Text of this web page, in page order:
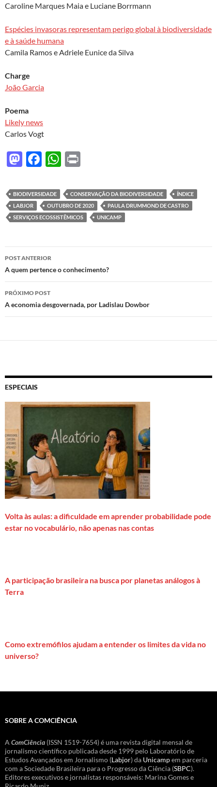
Caroline Marques Maia e Luciane Borrmann
Espécies invasoras representam perigo global à biodiversidade
e à saúde humana
Camila Ramos e Adriele Eunice da Silva
Charge
João Garcia
Poema
Likely news
Carlos Vogt
M
to
d
o
F
e
b
o
k
W
at
s
A
p
nt
BIODIVERSIDADE CONSERVAÇÃO DA BIODIVERSIDADE
ÍNDICE
LABJOR
OUTUBRO DE 2020
PAULA DRUMMOND DE CASTRO
SERVIÇOS ECOSSISTÊMICOS
UNICAMP
Navegação
de
posts
POST ANTERIOR
A quem pertence o conhecimento?
PRÓXIMO POST
A economia desgovernada, por Ladislau Dowbor
ESPECIAIS
Volta às aulas: a dificuldade em aprender probabilidade pode
estar no vocabulário, não apenas nas contas
A participação brasileira na busca por planetas análogos à
Terra
Como extremófilos ajudam a entender os limites da vida no
universo?
SOBRE A COMCIÊNCIA
A ComCiência (ISSN 1519-7654) é uma revista digital mensal de
jornalismo científico publicada desde 1999 pelo Laboratório de
Estudos Avançados em Jornalismo (Labjor) da Unicampem parceria
com a Sociedade Brasileira para o Progresso da Ciência (SBPC).
Editores executivos e jornalistas responsáveis: Marina Gomes e